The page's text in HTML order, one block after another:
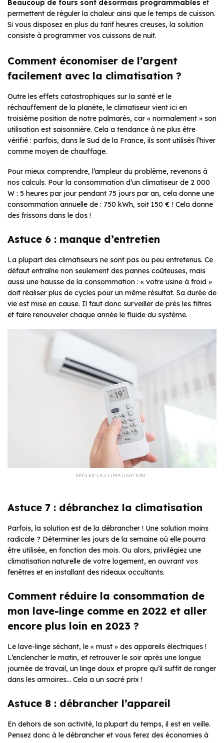
Beaucoup de fours sont désormais programmables et
permettent de réguler la chaleur ainsi que le temps de cuisson.
Si vous disposez en plus du tarif heures creuses, la solution
consiste à programmer vos cuissons de nuit.
Comment économiser de l’argent
facilement avec la climatisation ?
Outre les effets catastrophiques sur la santé et le
réchauffement de la planète, le climatiseur vient ici en
troisième position de notre palmarès, car « normalement » son
utilisation est saisonnière. Cela a tendance à ne plus être
vérifié : parfois, dans le Sud de la France, ils sont utilisés l’hiver
comme moyen de chauffage.
Pour mieux comprendre, l’ampleur du problème, revenons à
nos calculs. Pour la consommation d’un climatiseur de 2 000
W : 5 heures par jour pendant 75 jours par an, cela donne une
consommation annuelle de : 750 kWh, soit 150 € ! Cela donne
des frissons dans le dos !
Astuce 6 : manque d’entretien
La plupart des climatiseurs ne sont pas ou peu entretenus. Ce
défaut entraîne non seulement des pannes coûteuses, mais
aussi une hausse de la consommation : « votre usine à froid »
doit réaliser plus de cycles pour un même résultat. Sa durée de
vie est mise en cause. Il faut donc surveiller de près les filtres
et faire renouveler chaque année le fluide du système.
RÉGLER LA CLIMATISATION –
Astuce 7 : débranchez la climatisation
Parfois, la solution est de la débrancher ! Une solution moins
radicale ? Déterminer les jours de la semaine où elle pourra
être utilisée, en fonction des mois. Ou alors, privilégiez une
climatisation naturelle de votre logement, en ouvrant vos
fenêtres et en installant des rideaux occultants.
Comment réduire la consommation de
mon lave-linge comme en 2022 et aller
encore plus loin en 2023 ?
Le lave-linge séchant, le « must » des appareils électriques !
L’enclencher le matin, et retrouver le soir après une longue
journée de travail, un linge doux et propre qu’il suffit de ranger
dans les armoires… Cela a un sacré prix !
Astuce 8 : débrancher l’appareil
En dehors de son activité, la plupart du temps, il est en veille.
Pensez donc à le débrancher et vous ferez des économies à